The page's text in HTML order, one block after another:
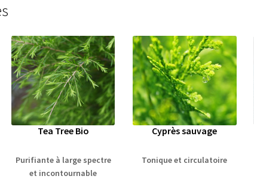
Tea Tree Bio
Purifiante à large spectre
et incontournable
Cyprès sauvage
Tonique et circulatoire